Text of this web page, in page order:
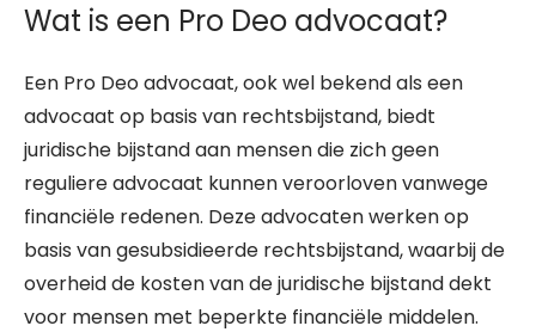
Wat is een Pro Deo advocaat?
Een Pro Deo advocaat, ook wel bekend als een
advocaat op basis van rechtsbijstand, biedt
juridische bijstand aan mensen die zich geen
reguliere advocaat kunnen veroorloven vanwege
financiële redenen. Deze advocaten werken op
basis van gesubsidieerde rechtsbijstand, waarbij de
overheid de kosten van de juridische bijstand dekt
voor mensen met beperkte financiële middelen.